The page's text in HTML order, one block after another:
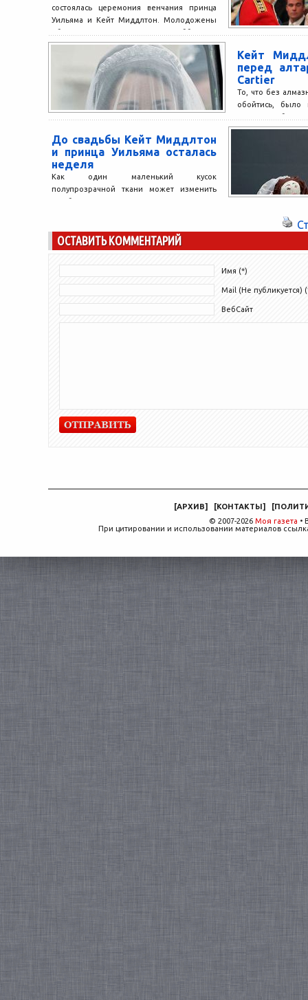
состоялась церемония венчания принца
Уильяма и Кейт Миддлтон. Молодожены
обвенчались в Вестминстерском аббатстве.
Эту церемонию транслируют...
Кейт
перед
Cartier
То, что без
обойтись, было
именно выберет
коллекции...
До свадьбы Кейт Миддлтон
и принца Уильяма осталась
неделя
Как один маленький кусок
полупрозрачной ткани может изменить
судьбу. Для нас, девушек, это лишь
ОСТАВИТЬ КОММЕНТАРИЙ
Имя (*)
Mail (Не публикуется)
ВебСайт
[АРХИВ] [КОНТАКТЫ] [
© 2007-2026 Моя газета •
При цитировании и использовании материалов